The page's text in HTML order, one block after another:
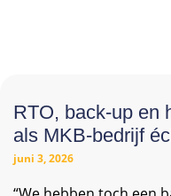
RTO, back-up en
als MKB-bedrijf
juni 3, 2026